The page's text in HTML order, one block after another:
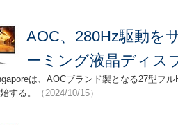
AOC、280Hz駆動を
ーミング液晶ディス
は、AOCブランド製となる27型フ
する。
（2024/10/15）